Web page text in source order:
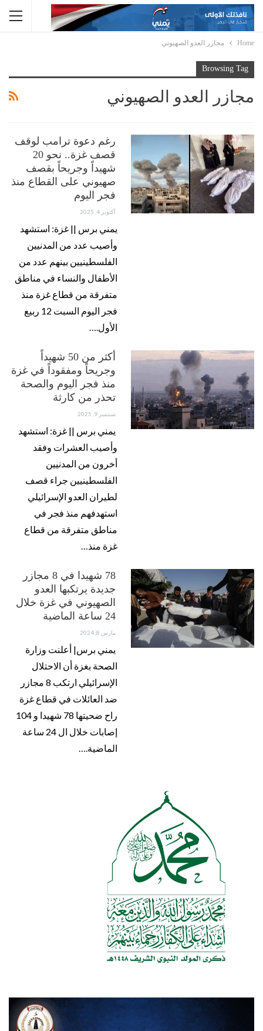
Home مجازر العدو الصهيوني
Browsing Tag
مجازر العدو الصهيوني
رغم دعوة ترامب لوقف
قصف غزة.. نحو 20
شهيداً وجريحاً بقصف
صهيوني على القطاع منذ
فجر اليوم
أكتوبر 4, 2025
يمني برس || غزة: استشهد
وأصيب عدد من المدنيين
الفلسطينيين بينهم عدد من
الأطفال والنساء في مناطق
متفرقة من قطاع غزة منذ
فجر اليوم السبت 12 ربيع
الأول.…
أكثر من 50 شهيداً
وجريحاً ومفقوداً في غزة
منذ فجر اليوم والصحة
تحذر من كارثة
سبتمبر 9, 2025
يمني برس || غزة: استشهد
وأصيب العشرات وفقد
أخرون من المدنيين
الفلسطينيين جراء قصف
لطيران العدو الإسرائيلي
استهدفهم منذ فجر في
مناطق متفرقة من قطاع
غزة منذ…
78 شهيدا في 8 مجازر
جديدة يرتكبها العدو
الصهيوني في غزة خلال
24 ساعة الماضية
مارس 8, 2024
يمني برس| أعلنت وزارة
الصحة بغزة أن الاحتلال
الإسرائيلي ارتكب 8 مجازر
ضد العائلات في قطاع غزة
راح ضحيتها 78 شهيدا و 104
إصابات خلال ال 24 ساعة
الماضية.…